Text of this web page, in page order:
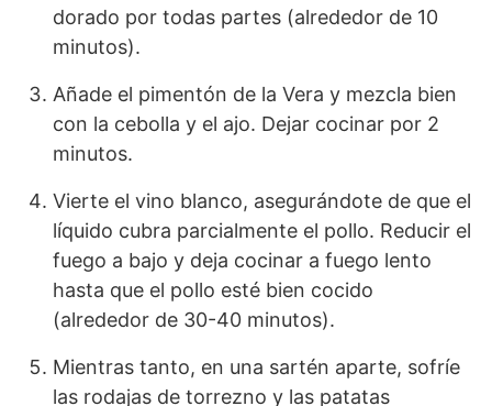
dorado por todas partes (alrededor de 10
minutos).
Añade el pimentón de la Vera y mezcla bien
con la cebolla y el ajo. Dejar cocinar por 2
minutos.
Vierte el vino blanco, asegurándote de que el
líquido cubra parcialmente el pollo. Reducir el
fuego a bajo y deja cocinar a fuego lento
hasta que el pollo esté bien cocido
(alrededor de 30-40 minutos).
Mientras tanto, en una sartén aparte, sofríe
las rodajas de torrezno y las patatas